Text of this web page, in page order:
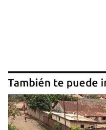
También te puede